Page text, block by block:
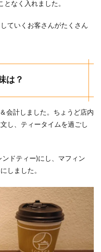
なく入れました。
ていくお客さんがたくさん
は？
会計しました。ちょうど店内
し、ティータイムを過ごし
ドティー)にし、マフィン
しました。